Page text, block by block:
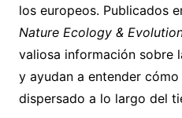
los europeos. Publicados
Nature Ecology &
valiosa información sobre
y ayudan a entender
dispersado a lo largo del